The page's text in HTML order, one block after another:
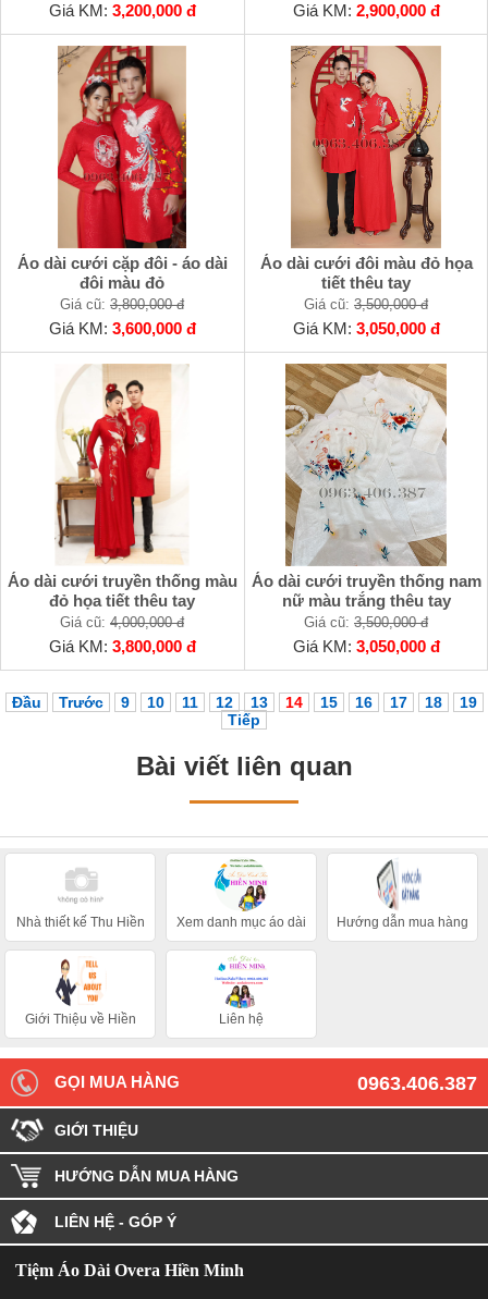
Giá KM: 3,200,000 đ Giá KM: 2,900,000 đ
Áo dài cưới cặp đôi - áo dài
đôi màu đỏ
Giá cũ: 3,800,000 đ
Giá KM: 3,600,000 đ
Áo dài cưới đôi màu đỏ họa
tiết thêu tay
Giá cũ: 3,500,000 đ
Giá KM: 3,050,000 đ
Áo dài cưới truyền thống màu
đỏ họa tiết thêu tay
Giá cũ: 4,000,000 đ
Giá KM: 3,800,000 đ
Áo dài cưới truyền thống nam
nữ màu trắng thêu tay
Giá cũ: 3,500,000 đ
Giá KM: 3,050,000 đ
Đầu Trước 9 10 11 12 13 14 15 16 17 18
19
Tiếp
Bài viết liên quan
Nhà thiết kế Thu Hiền Xem danh mục áo dài Hướng dẫn mua hàng
Giới Thiệu về Hiền
Minh
Liên hệ
0963.406.387
GỌI MUA HÀNG
GIỚI THIỆU
HƯỚNG DẪN MUA HÀNG
LIÊN HỆ - GÓP Ý
Tiệm Áo Dài Overa Hiền Minh